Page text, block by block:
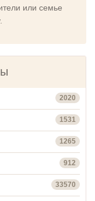
или семье
2020
1531
1265
912
33570